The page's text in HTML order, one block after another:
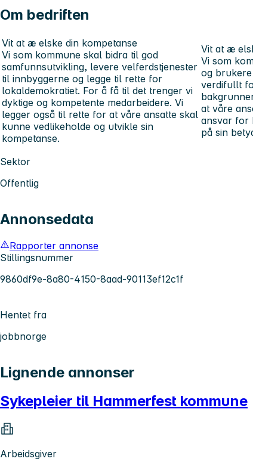
Om bedriften
Vit at æ elske din kompetanse
Vi som kommune skal bidra til god
samfunnsutvikling, levere velferdstjenester
til innbyggerne og legge til rette for
lokaldemokratiet. For å få til det trenger vi
dyktige og kompetente medarbeidere. Vi
legger også til rette for at våre ansatte skal
kunne vedlikeholde og utvikle sin
kompetanse.
Vit at æ
Vi som
og
verdifullt
at våre
ansvar for
på sin
Sektor
Offentlig
Annonsedata
Rapporter annonse
Stillingsnummer
9860df9e-8a80-4150-8aad-90113ef12c1f
Hentet fra
jobbnorge
Lignende annonser
Sykepleier til Hammerfest kommune
Arbeidsgiver